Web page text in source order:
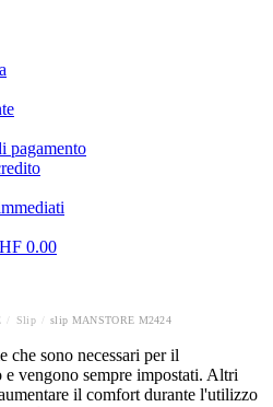
pagamento
0.00
Slip slip MANSTORE M2424
che sono necessari per il
vengono sempre impostati. Altri
il comfort durante l'utilizzo